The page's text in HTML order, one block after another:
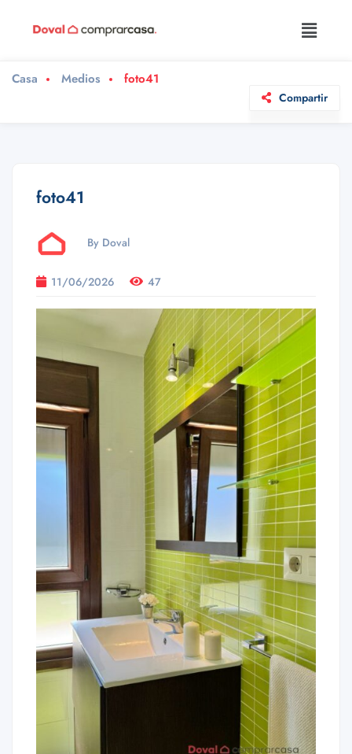
Casa Medios foto41
Compartir
foto41
By Doval
11/06/2026 47